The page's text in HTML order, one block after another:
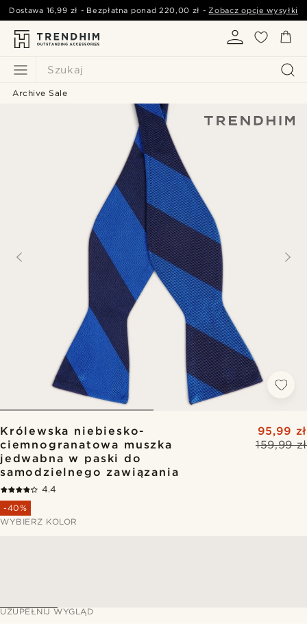
Szukaj
Dostawa 16,99 zł - Bezpłatna ponad220,00 zł -Zobacz opcje wysyłki
Archive Sale
Królewska niebiesko-
ciemnogranatowa muszka
jedwabna w paski do
samodzielnego zawiązania
159,99 zł
95,99 zł
4.4
-40%
WYBIERZ KOLOR
UZUPEŁNIJ WYGLĄD